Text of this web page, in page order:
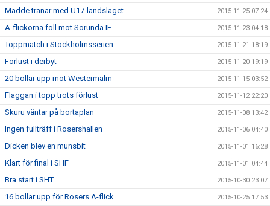
Madde tränar med U17-landslaget 2015-11-25 07:24
A-flickorna föll mot Sorunda IF 2015-11-23 04:18
Toppmatch i Stockholmsserien 2015-11-21 18:19
Förlust i derbyt 2015-11-20 19:19
20 bollar upp mot Westermalm 2015-11-15 03:52
Flaggan i topp trots förlust 2015-11-12 22:20
Skuru väntar på bortaplan 2015-11-08 13:42
Ingen fullträff i Rosershallen 2015-11-06 04:40
Dicken blev en munsbit 2015-11-01 16:28
Klart för final i SHF 2015-11-01 04:44
Bra start i SHT 2015-10-30 23:07
16 bollar upp för Rosers A-flick 2015-10-25 17:53